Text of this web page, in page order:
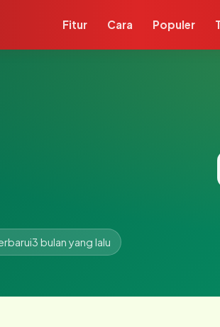
Fitur Cara Populer
3 bulan yang lalu